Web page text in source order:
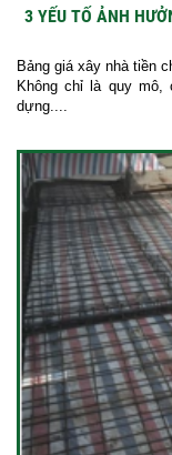
3 YẾU TỐ ẢNH
Bảng giá xây nhà tiền
Không chỉ là quy mô,
dựng....